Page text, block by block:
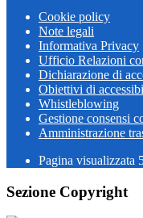
Cookie policy
Note legali
Informativa Privacy
Ufficio Relazioni
Dichiarazione di
Obiettivi di
Whistleblowing
Gestione consensi
Amministrazione
Pagina visualizzata
Sezione Copyright